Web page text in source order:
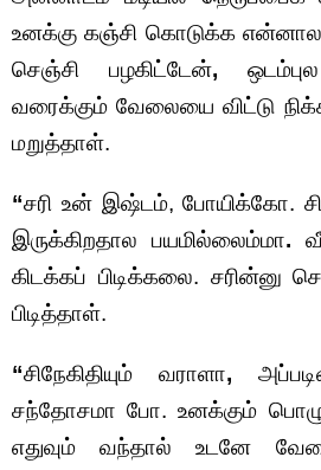
உனக்கு கஞ்சி கொடுக்க என்னால
செஞ்சி பழகிட்டேன்,
வரைக்கும் வேலையை விட்டு
மறுத்தாள்.
“சரி உன் இஷ்டம், போயிக்கோ.
இருக்கிறதால பயமில்லைம்மா.
கிடக்கப் பிடிக்கலை. சரின்னு
பிடித்தாள்.
“சிநேகிதியும் வராளா,
சந்தோசமா போ. உனக்கும்
எதுவும் வந்தால் உடனே